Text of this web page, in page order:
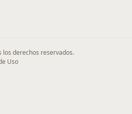
los derechos reservados.
Uso